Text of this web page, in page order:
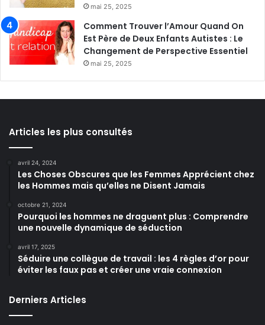
mai 25, 2025
Comment Trouver l’Amour Quand On
Est Père de Deux Enfants Autistes : Le
Changement de Perspective Essentiel
mai 25, 2025
Articles les plus consultés
avril 24, 2024
Les Choses Obscures que les Femmes Apprécient chez
les Hommes mais qu’elles ne Disent Jamais
octobre 21, 2024
Pourquoi les hommes ne draguent plus : Comprendre
une nouvelle dynamique de séduction
avril 17, 2025
Séduire une collègue de travail : les 4 règles d’or pour
éviter les faux pas et créer une vraie connexion
Derniers Articles